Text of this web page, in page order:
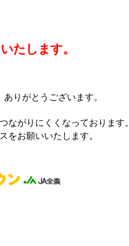
たします。
りがとうございます。
ながりにくくなっております。
をお願いいたします。